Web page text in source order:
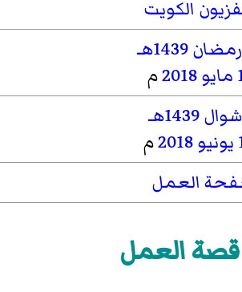
الكويت
1439هـ
2018م
1439هـ
2018م
العمل
قصة العمل